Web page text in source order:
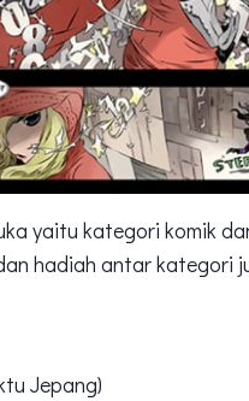
yaitu kategori komik
hadiah antar kategori
Jepang)